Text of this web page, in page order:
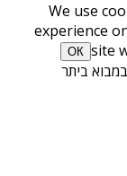
We use
experience
site
ОК
ביתר